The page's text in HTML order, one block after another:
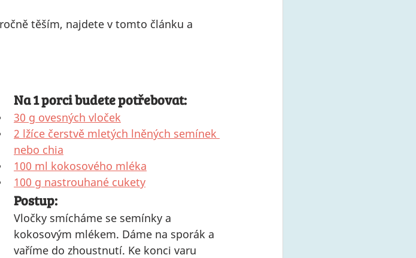
těším, najdete v tomto článku a
Na 1 porci budete potřebovat:
30 g ovesných vloček
2 lžíce čerstvě mletých lněných semínek
nebo chia
100 ml kokosového mléka
100 g nastrouhané cukety
Postup:
Vločky smícháme se semínky a
kokosovým mlékem. Dáme na sporák a
vaříme do zhoustnutí. Ke konci varu